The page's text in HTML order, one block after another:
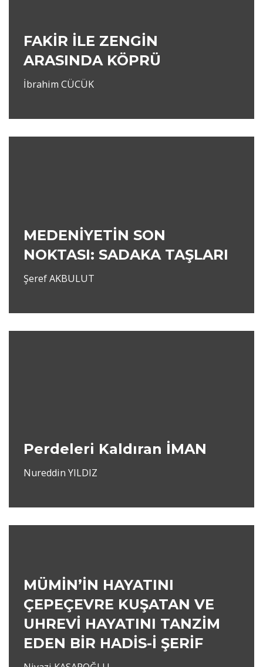
FAKİR İLE ZENGİN
ARASINDA KÖPRÜ
İbrahim CÜCÜK
MEDENİYETİN SON
NOKTASI: SADAKA TAŞLARI
Şeref AKBULUT
Perdeleri Kaldıran İMAN
Nureddin YILDIZ
MÜMİN’İN HAYATINI
ÇEPEÇEVRE KUŞATAN VE
UHREVİ HAYATINI TANZİM
EDEN BİR HADİS-İ ŞERİF